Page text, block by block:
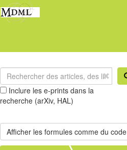
Inclure les e-prints dans la
recherche (arXiv, HAL)